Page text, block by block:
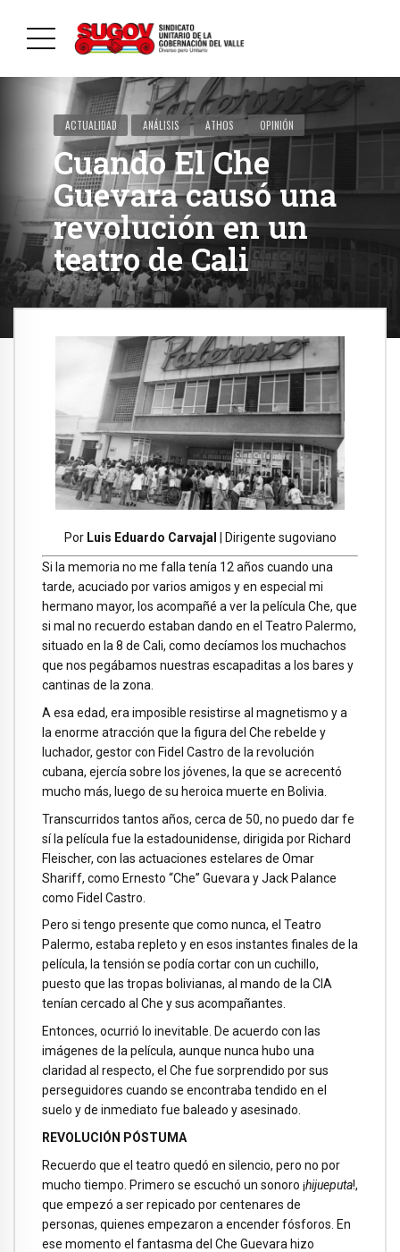
ACTUALIDAD ANÁLISIS ATHOS OPINIÓN
Cuando El Che
Guevara causó una
revolución en un
teatro de Cali
Por Luis Eduardo Carvajal | Dirigente sugoviano
Si la memoria no me falla tenía 12 años cuando una
tarde, acuciado por varios amigos y en especial mi
hermano mayor, los acompañé a ver la película Che, que
si mal no recuerdo estaban dando en el Teatro Palermo,
situado en la 8 de Cali, como decíamos los muchachos
que nos pegábamos nuestras escapaditas a los bares y
cantinas de la zona.
A esa edad, era imposible resistirse al magnetismo y a
la enorme atracción que la figura del Che rebelde y
luchador, gestor con Fidel Castro de la revolución
cubana, ejercía sobre los jóvenes, la que se acrecentó
mucho más, luego de su heroica muerte en Bolivia.
Transcurridos tantos años, cerca de 50, no puedo dar fe
sí la película fue la estadounidense, dirigida por Richard
Fleischer, con las actuaciones estelares de Omar
Shariff, como Ernesto “Che” Guevara y Jack Palance
como Fidel Castro.
Pero si tengo presente que como nunca, el Teatro
Palermo, estaba repleto y en esos instantes finales de la
película, la tensión se podía cortar con un cuchillo,
puesto que las tropas bolivianas, al mando de la CIA
tenían cercado al Che y sus acompañantes.
Entonces, ocurrió lo inevitable. De acuerdo con las
imágenes de la película, aunque nunca hubo una
claridad al respecto, el Che fue sorprendido por sus
perseguidores cuando se encontraba tendido en el
suelo y de inmediato fue baleado y asesinado.
REVOLUCIÓN PÓSTUMA
Recuerdo que el teatro quedó en silencio, pero no por
mucho tiempo. Primero se escuchó un sonoro ¡hijueputa!,
que empezó a ser repicado por centenares de
personas, quienes empezaron a encender fósforos. En
ese momento el fantasma del Che Guevara hizo